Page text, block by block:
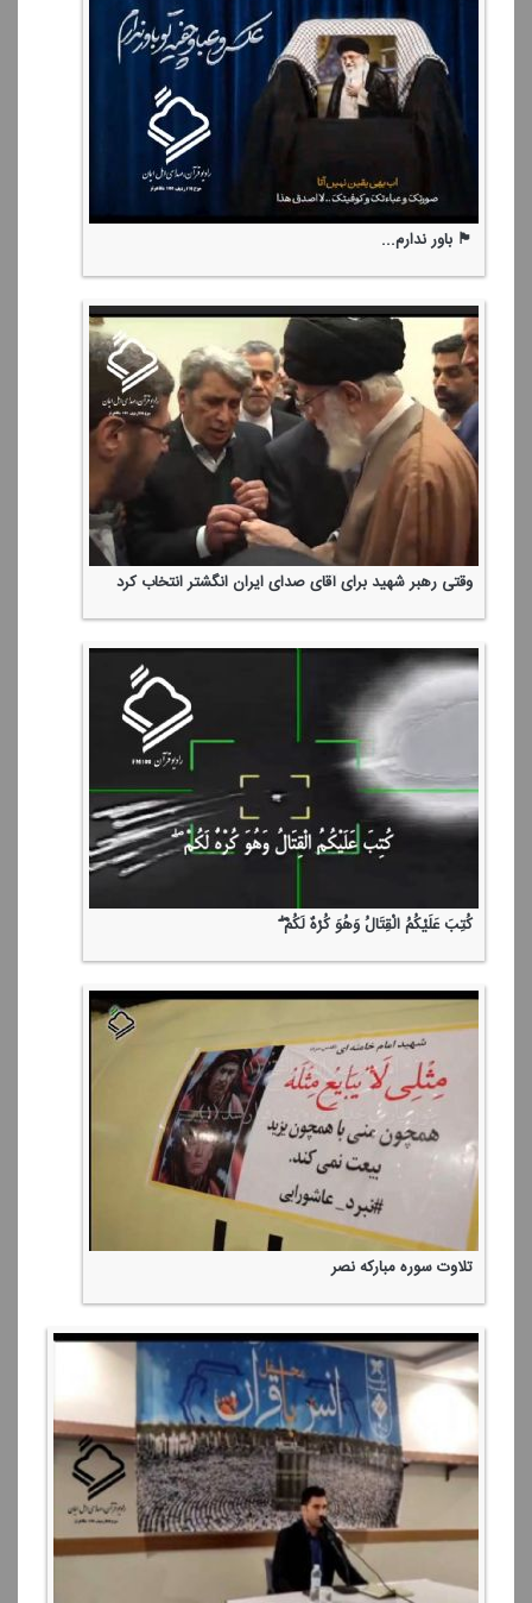
🏴 باور ندارم...
وقتی رهبر شهید برای آقای صدای ایران انگشتر انتخاب كرد
كُتِبَ عَلَیْكُمُ الْقِتَالُ وَهُوَ كُرْهٌ لَكُمْ ۖ
تلاوت سوره مباركه نصر